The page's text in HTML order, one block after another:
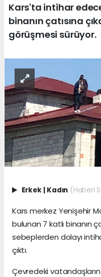
Kars'ta intihar
binanın çatısına
görüşmesi sürüyor.
Erkek | Kadın (Haberi
Kars merkez Yenişehir
bulunan 7 katlı binanın
sebeplerden dolayı
çıktı.
Çevredeki